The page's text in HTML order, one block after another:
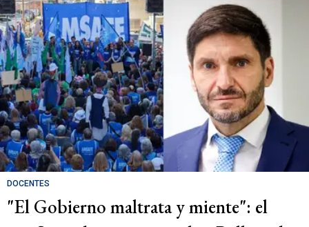
DOCENTES
"El Gobierno maltrata y miente": el